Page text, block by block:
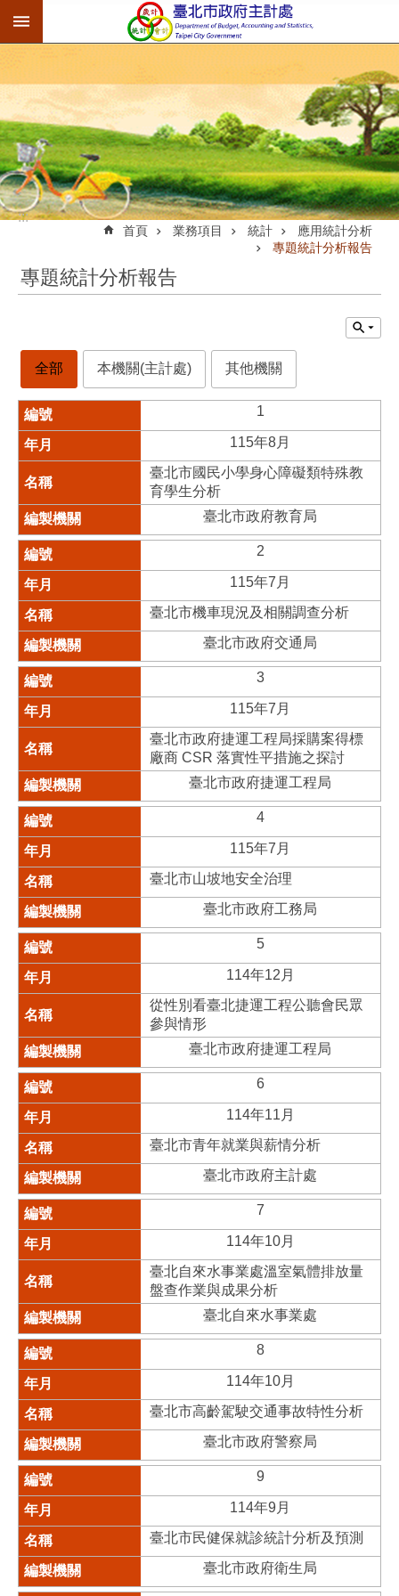
跳到主要內容區塊
:::
首頁 業務項目 統計
應用統計分析
專題統計分析報告
專題統計分析報告
全部 本機關(主計處) 其他機關
1
115年8月
臺北市國民小學身心障礙類特殊教
育學生分析
臺北市政府教育局
2
115年7月
臺北市機車現況及相關調查分析
臺北市政府交通局
3
115年7月
臺北市政府捷運工程局採購案得標
廠商 CSR 落實性平措施之探討
臺北市政府捷運工程局
4
115年7月
臺北市山坡地安全治理
臺北市政府工務局
5
114年12月
從性別看臺北捷運工程公聽會民眾
參與情形
臺北市政府捷運工程局
6
114年11月
臺北市青年就業與薪情分析
臺北市政府主計處
7
114年10月
臺北自來水事業處溫室氣體排放量
盤查作業與成果分析
臺北自來水事業處
8
114年10月
臺北市高齡駕駛交通事故特性分析
臺北市政府警察局
9
114年9月
臺北市民健保就診統計分析及預測
臺北市政府衛生局